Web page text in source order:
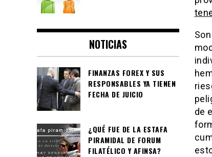
de
NOTICIAS
FINANZAS FOREX Y SUS
RESPONSABLES YA TIENEN
FECHA DE JUICIO
¿QUÉ FUE DE LA ESTAFA
PIRAMIDAL DE FORUM
FILATÉLICO Y AFINSA?